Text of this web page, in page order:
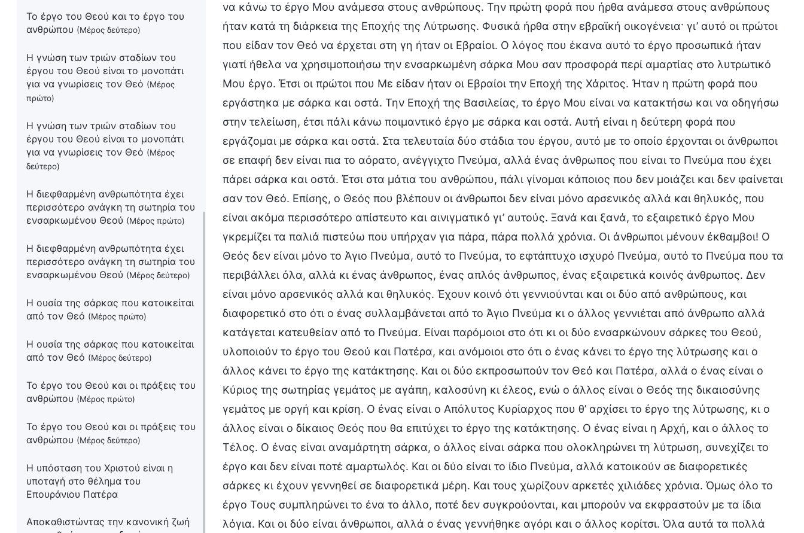
Το έργο του Θεού και το έργο του
ανθρώπου (Μέρος δεύτερο)
Η γνώση των τριών σταδίων του
έργου του Θεού είναι το μονοπάτι
για να γνωρίσεις τον Θεό (Μέρος
πρώτο)
Η γνώση των τριών σταδίων του
έργου του Θεού είναι το μονοπάτι
για να γνωρίσεις τον Θεό (Μέρος
δεύτερο)
Η διεφθαρμένη ανθρωπότητα έχει
περισσότερο ανάγκη τη σωτηρία του
ενσαρκωμένου Θεού (Μέρος πρώτο)
Η διεφθαρμένη ανθρωπότητα έχει
περισσότερο ανάγκη τη σωτηρία του
ενσαρκωμένου Θεού (Μέρος δεύτερο)
Η ουσία της σάρκας που κατοικείται
από τον Θεό (Μέρος πρώτο)
Η ουσία της σάρκας που κατοικείται
από τον Θεό (Μέρος δεύτερο)
Το έργο του Θεού και οι πράξεις του
ανθρώπου (Μέρος πρώτο)
Το έργο του Θεού και οι πράξεις του
ανθρώπου (Μέρος δεύτερο)
Η υπόσταση του Χριστού είναι η
υποταγή στο θέλημα του
Επουράνιου Πατέρα
Αποκαθιστώντας την κανονική ζωή
να κάνω το έργο Μου ανάμεσα στους ανθρώπους. Την πρώτη φορά που ήρθα ανάμεσα στους ανθρώπους
ήταν κατά τη διάρκεια της Εποχής της Λύτρωσης. Φυσικά ήρθα στην εβραϊκή οικογένεια· γι’ αυτό οι πρώτοι
που είδαν τον Θεό να έρχεται στη γη ήταν οι Εβραίοι. Ο λόγος που έκανα αυτό το έργο προσωπικά ήταν
γιατί ήθελα να χρησιμοποιήσω την ενσαρκωμένη σάρκα Μου σαν προσφορά περί αμαρτίας στο λυτρωτικό
Μου έργο. Έτσι οι πρώτοι που Με είδαν ήταν οι Εβραίοι την Εποχή της Χάριτος. Ήταν η πρώτη φορά που
εργάστηκα με σάρκα και οστά. Την Εποχή της Βασιλείας, το έργο Μου είναι να κατακτήσω και να οδηγήσω
στην τελείωση, έτσι πάλι κάνω ποιμαντικό έργο με σάρκα και οστά. Αυτή είναι η δεύτερη φορά που
εργάζομαι με σάρκα και οστά. Στα τελευταία δύο στάδια του έργου, αυτό με το οποίο έρχονται οι άνθρωποι
σε επαφή δεν είναι πια το αόρατο, ανέγγιχτο Πνεύμα, αλλά ένας άνθρωπος που είναι το Πνεύμα που έχει
πάρει σάρκα και οστά. Έτσι στα μάτια του ανθρώπου, πάλι γίνομαι κάποιος που δεν μοιάζει και δεν φαίνεται
σαν τον Θεό. Επίσης, ο Θεός που βλέπουν οι άνθρωποι δεν είναι μόνο αρσενικός αλλά και θηλυκός, που
είναι ακόμα περισσότερο απίστευτο και αινιγματικό γι’ αυτούς. Ξανά και ξανά, το εξαιρετικό έργο Μου
γκρεμίζει τα παλιά πιστεύω που υπήρχαν για πάρα, πάρα πολλά χρόνια. Οι άνθρωποι μένουν έκθαμβοι! Ο
Θεός δεν είναι μόνο το Άγιο Πνεύμα, αυτό το Πνεύμα, το εφτάπτυχο ισχυρό Πνεύμα, αυτό το Πνεύμα που τα
περιβάλλει όλα, αλλά κι ένας άνθρωπος, ένας απλός άνθρωπος, ένας εξαιρετικά κοινός άνθρωπος. Δεν
είναι μόνο αρσενικός αλλά και θηλυκός. Έχουν κοινό ότι γεννιούνται και οι δύο από ανθρώπους, και
διαφορετικό στο ότι ο ένας συλλαμβάνεται από το Άγιο Πνεύμα κι ο άλλος γεννιέται από άνθρωπο αλλά
κατάγεται κατευθείαν από το Πνεύμα. Είναι παρόμοιοι στο ότι κι οι δύο ενσαρκώνουν σάρκες του Θεού,
υλοποιούν το έργο του Θεού και Πατέρα, και ανόμοιοι στο ότι ο ένας κάνει το έργο της λύτρωσης και ο
άλλος κάνει το έργο της κατάκτησης. Και οι δύο εκπροσωπούν τον Θεό και Πατέρα, αλλά ο ένας είναι ο
Κύριος της σωτηρίας γεμάτος με αγάπη, καλοσύνη κι έλεος, ενώ ο άλλος είναι ο Θεός της δικαιοσύνης
γεμάτος με οργή και κρίση. Ο ένας είναι ο Απόλυτος Κυρίαρχος που θ’ αρχίσει το έργο της λύτρωσης, κι ο
άλλος είναι ο δίκαιος Θεός που θα επιτύχει το έργο της κατάκτησης. Ο ένας είναι η Αρχή, και ο άλλος το
Τέλος. Ο ένας είναι αναμάρτητη σάρκα, ο άλλος είναι σάρκα που ολοκληρώνει τη λύτρωση, συνεχίζει το
έργο και δεν είναι ποτέ αμαρτωλός. Και οι δύο είναι το ίδιο Πνεύμα, αλλά κατοικούν σε διαφορετικές
σάρκες κι έχουν γεννηθεί σε διαφορετικά μέρη. Και τους χωρίζουν αρκετές χιλιάδες χρόνια. Όμως όλο το
έργο Τους συμπληρώνει το ένα το άλλο, ποτέ δεν συγκρούονται, και μπορούν να εκφραστούν με τα ίδια
λόγια. Και οι δύο είναι άνθρωποι, αλλά ο ένας γεννήθηκε αγόρι και ο άλλος κορίτσι. Όλα αυτά τα πολλά